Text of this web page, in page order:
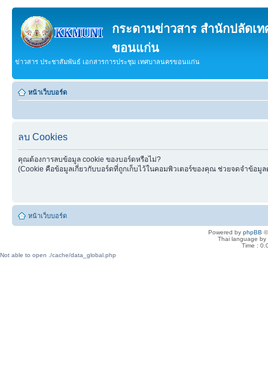
กระดานข่าวสาร สำนักปลัดเ
ขอนแก่น
ข่าวสาร ประชาสัมพันธ์ เอกสารการประชุม เทศบาลนครขอนแก่น
หน้าเว็บบอร์ด
ลบ Cookies
คุณต้องการลบข้อมูล cookie ของบอร์ดหรือไม่?
(Cookie คือข้อมูลเกี่ยวกับบอร์ดที่ถูกเก็บไว้ในคอมพิวเตอร์ของคุณ ช่วยจดจำข้อมูล
หน้าเว็บบอร์ด
Powered by phpBB
Thai language by
Time :
Not able to open ./cache/data_global.php